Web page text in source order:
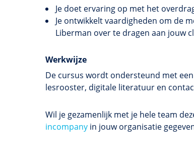
Je doet ervaring op met het
Je ontwikkelt vaardigheden om de
Liberman over te dragen aan jouw
Werkwijze
De cursus wordt ondersteund met
lesrooster, digitale literatuur en
Wil je gezamenlijk met je hele team
incompany in jouw organisatie